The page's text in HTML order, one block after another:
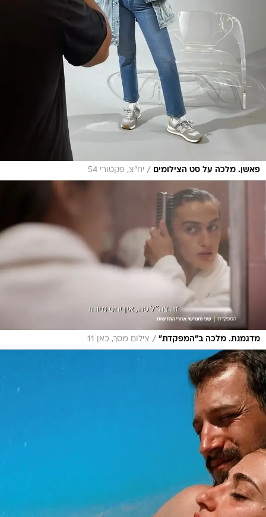
פאשן. מלכה על סט הצילומים / יח"צ, פקטורי 54
מדגמנת. מלכה ב"המפקדת" / צילום מסך, כאן 11